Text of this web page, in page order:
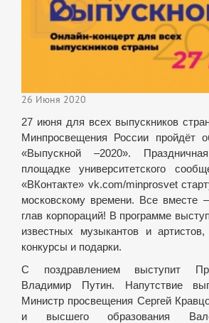
26 Июня 2020
27 июня для всех выпускников
Минпросвещения России пройдёт
«Выпускной –2020».
площадке университетского
«ВКонтакте» vk.com/minprosvet
московскому времени. Все вместе –
глав корпораций! В программе
известных музыкантов и
конкурсы и подарки.
С поздравлением выступит
Владимир Путин. Напутствие
Министр просвещения Сергей
и высшего образования